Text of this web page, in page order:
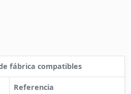
fábrica compatibles
Referencia